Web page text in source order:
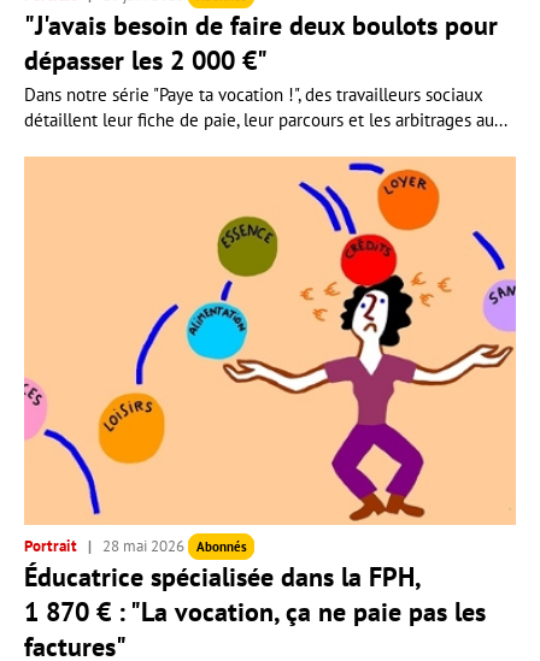
"J'avais besoin de faire deux boulots pour
dépasser les 2 000 €"
Dans notre série "Paye ta vocation !", des travailleurs sociaux
détaillent leur fiche de paie, leur parcours et les arbitrages au...
Portrait 28 mai 2026 Abonnés
Éducatrice spécialisée dans la FPH,
1 870 € : "La vocation, ça ne paie pas les
factures"